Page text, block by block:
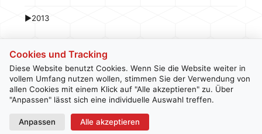
►2013
KontaktNewsletterImpressumDatenschutz
© 2026 hardwarepoint
Cookies und Tracking
Diese Website benutzt Cookies. Wenn Sie die Website weiter in
vollem Umfang nutzen wollen, stimmen Sie der Verwendung von
allen Cookies mit einem Klick auf "Alle akzeptieren" zu. Über
"Anpassen" lässt sich eine individuelle Auswahl treffen.
Anpassen Alle akzeptieren